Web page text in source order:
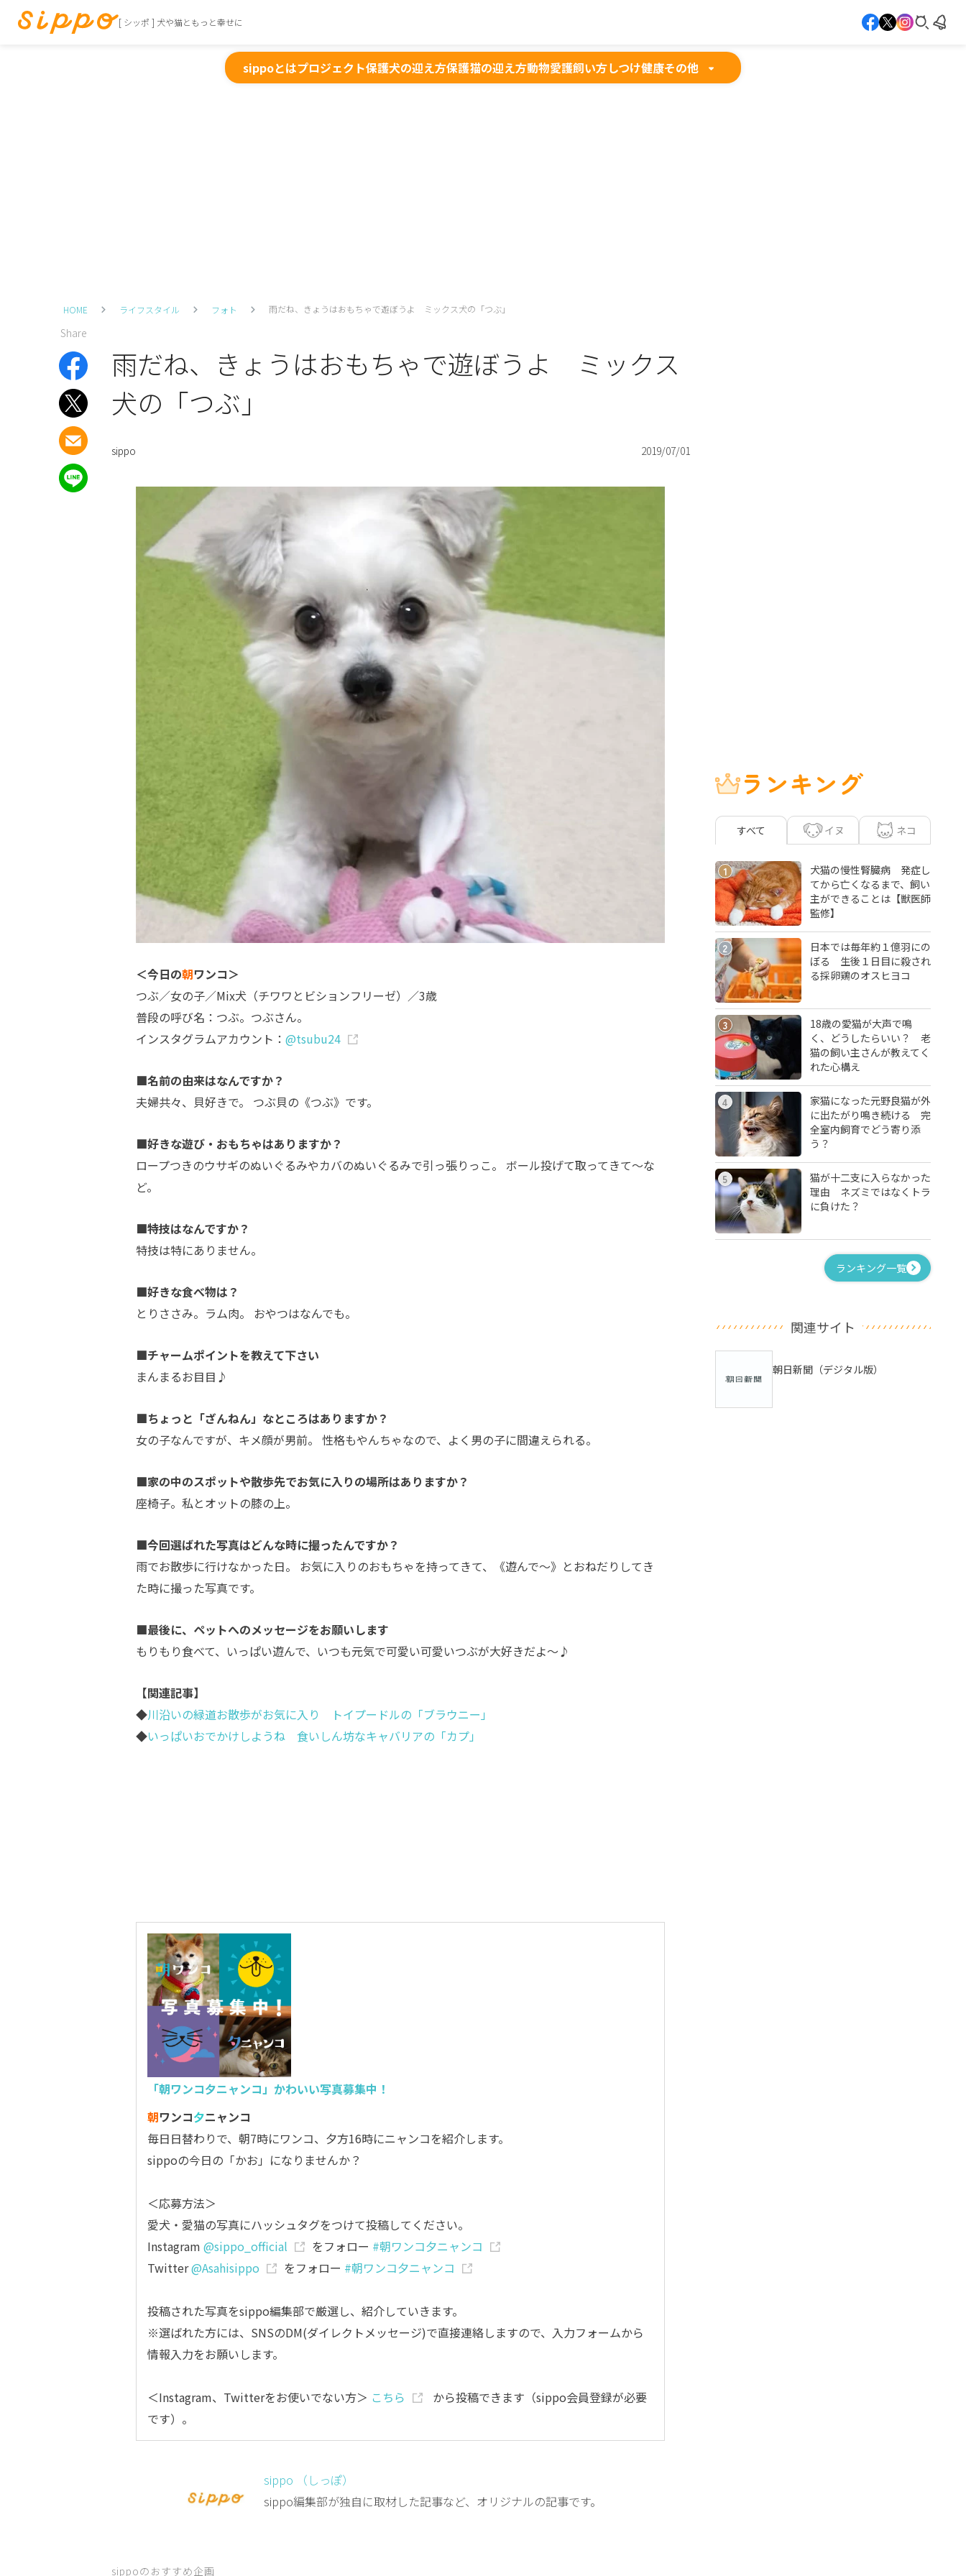
[ シッポ ] 犬や猫ともっと幸せに
sippoとはプロジェクト保護犬の迎え方保護猫の迎え方動物愛護飼い方しつけ健康その他
HOME ライフスタイル フォト 雨だね、きょうはおもちゃで遊ぼうよ ミックス犬の「つぶ」
Share
雨だね、きょうはおもちゃで遊ぼうよ ミックス
犬の「つぶ」
sippo 2019/07/01
＜今日の朝ワンコ＞
つぶ／女の子／Mix犬（チワワとビションフリーゼ）／3歳
普段の呼び名：つぶ。つぶさん。
インスタグラムアカウント： @tsubu24
■名前の由来はなんですか？
夫婦共々、貝好きで。 つぶ貝の《つぶ》です。
■好きな遊び・おもちゃはありますか？
ロープつきのウサギのぬいぐるみやカバのぬいぐるみで引っ張りっこ。 ボール投げて取ってきて～な
ど。
■特技はなんですか？
特技は特にありません。
■好きな食べ物は？
とりささみ。ラム肉。 おやつはなんでも。
■チャームポイントを教えて下さい
まんまるお目目♪
■ちょっと「ざんねん」なところはありますか？
女の子なんですが、キメ顔が男前。 性格もやんちゃなので、よく男の子に間違えられる。
■家の中のスポットや散歩先でお気に入りの場所はありますか？
座椅子。私とオットの膝の上。
■今回選ばれた写真はどんな時に撮ったんですか？
雨でお散歩に行けなかった日。 お気に入りのおもちゃを持ってきて、《遊んで～》とおねだりしてき
た時に撮った写真です。
■最後に、ペットへのメッセージをお願いします
もりもり食べて、いっぱい遊んで、いつも元気で可愛い可愛いつぶが大好きだよ～♪
【関連記事】
◆川沿いの緑道お散歩がお気に入り トイプードルの「ブラウニー」
◆いっぱいおでかけしようね 食いしん坊なキャバリアの「カプ」
「朝ワンコ夕ニャンコ」かわいい写真募集中！
朝ワンコ夕ニャンコ
毎日日替わりで、朝7時にワンコ、夕方16時にニャンコを紹介します。
sippoの今日の「かお」になりませんか？
＜応募方法＞
愛犬・愛猫の写真にハッシュタグをつけて投稿してください。
Instagram @sippo_official をフォロー #朝ワンコ夕ニャンコ
Twitter@Asahisippo をフォロー #朝ワンコ夕ニャンコ
投稿された写真をsippo編集部で厳選し、紹介していきます。
※選ばれた方には、SNSのDM(ダイレクトメッセージ)で直接連絡しますので、入力フォームから
情報入力をお願いします。
＜Instagram、Twitterをお使いでない方＞ こちら
から投稿できます（sippo会員登録が必要
です）。
sippo （しっぽ）
sippo編集部が独自に取材した記事など、オリジナルの記事です。
sippoのおすすめ企画
ランキング
すべて イヌ ネコ
1
犬猫の慢性腎臓病 発症し
てから亡くなるまで、飼い
主ができることは【獣医師
監修】
2
日本では毎年約１億羽にの
ぼる 生後１日目に殺され
る採卵鶏のオスヒヨコ
3
18歳の愛猫が大声で鳴
く、どうしたらいい？ 老
猫の飼い主さんが教えてく
れた心構え
4
家猫になった元野良猫が外
に出たがり鳴き続ける 完
全室内飼育でどう寄り添
う？
5
猫が十二支に入らなかった
理由 ネズミではなくトラ
に負けた？
ランキング一覧
関連サイト
朝日新聞（デジタル版）